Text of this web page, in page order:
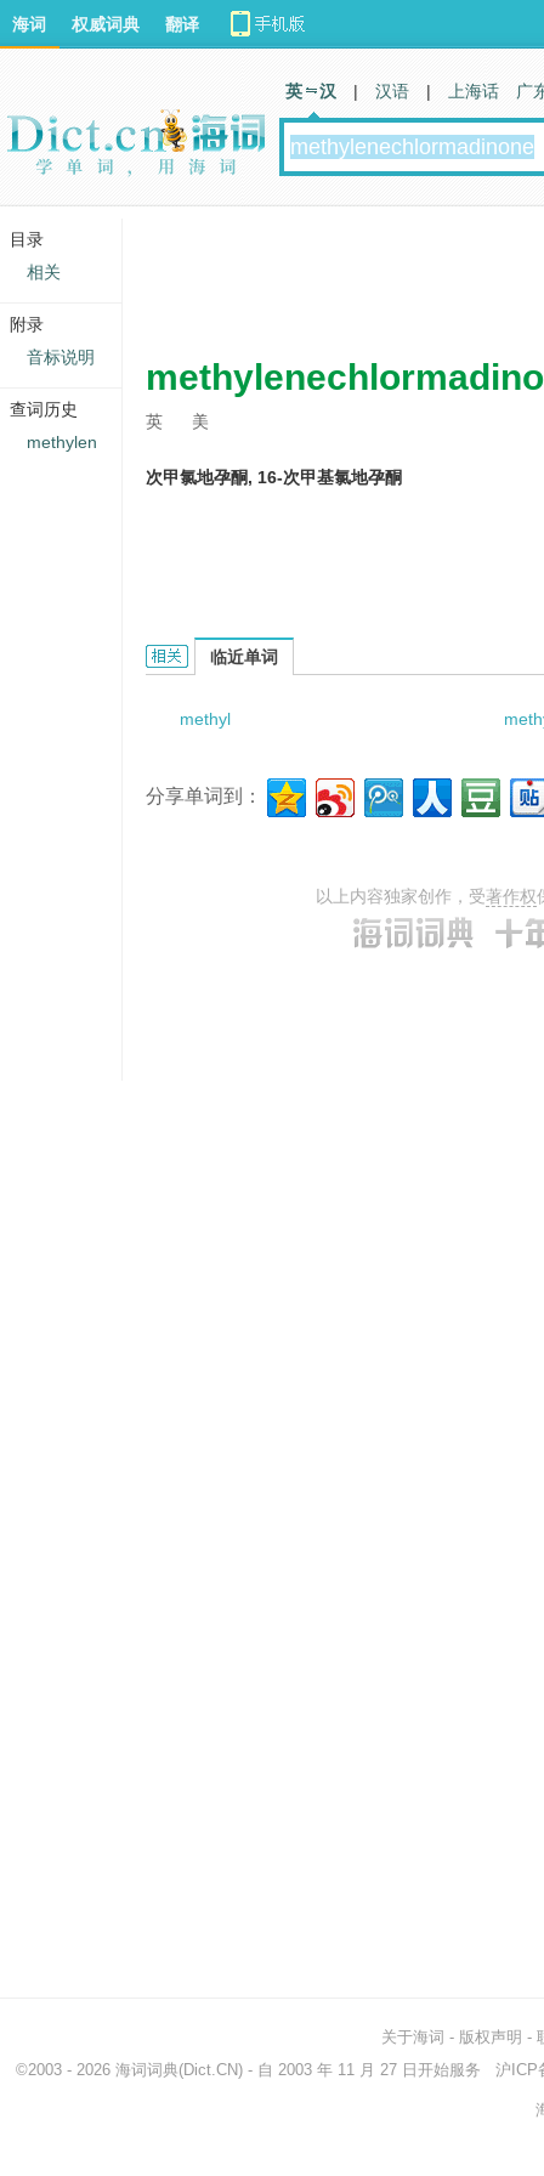
英 美
次甲氯地孕酮, 16-次甲基氯地孕酮
Methylenechlormadinone的相关资料：
临近单词
methyl
分享单词到：
以上内容独家创作，受著作权
海词 权威词典 翻译
英 汉 | 汉语 | 上海话 广
关于海词 - 版权声明 -
©2003 - 2026 海词词典(Dict.CN) - 自 2003 年 11 月 27 日开始服务 沪ICP
目录
相关
附录
音标说明
查词历史
methylen